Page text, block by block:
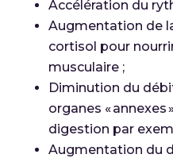
Accélération du
Augmentation de
cortisol pour
musculaire ;
Diminution du
organes « annexes
digestion par
Augmentation du